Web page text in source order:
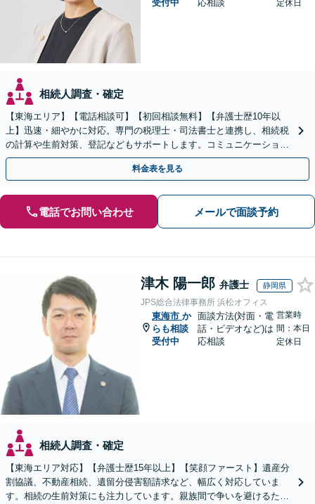
受付中
応相談
定休日
相続人調査・確定
【東海エリア】【電話相談可】【初回相談無料】【弁護士歴10年以
上】迅速・細やかに対応。専門の税理士・司法書士と連携し、相続税
の計算や生前対策、登記などもサポートします。コミュニケーション
を大事にし、より納得できる解決を目指します。
料金表を見る
電話でお問い合わせ メールで面談予約
津木 陽一郎 弁護士 静岡県
JPS総合法律事務所 浜松オフィス
東海市 か
らも相談
受付中
面談方法(対面・電
話・ビデオなど)は
応相談
営業時
間：本日
定休日
相続人調査・確定
【東海エリア対応】【弁護士歴15年以上】【笑顔ファースト】遺産分
割協議、不動産相続、遺留分侵害額請求など、幅広く対応していま
す。相続の生前対策にも注力しています。親族間で争いを避けるため